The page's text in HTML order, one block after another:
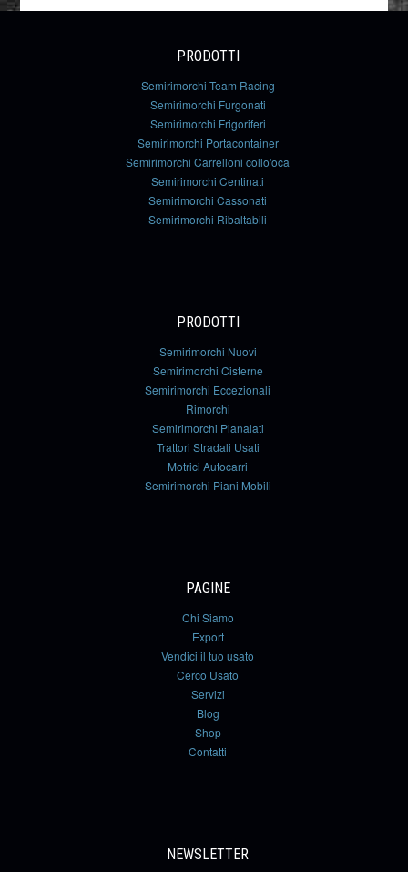
PRODOTTI
Semirimorchi Team Racing
Semirimorchi Furgonati
Semirimorchi Frigoriferi
Semirimorchi Portacontainer
Semirimorchi Carrelloni collo'oca
Semirimorchi Centinati
Semirimorchi Cassonati
Semirimorchi Ribaltabili
PRODOTTI
Semirimorchi Nuovi
Semirimorchi Cisterne
Semirimorchi Eccezionali
Rimorchi
Semirimorchi Pianalati
Trattori Stradali Usati
Motrici Autocarri
Semirimorchi Piani Mobili
PAGINE
Chi Siamo
Export
Vendici il tuo usato
Cerco Usato
Servizi
Blog
Shop
Contatti
NEWSLETTER